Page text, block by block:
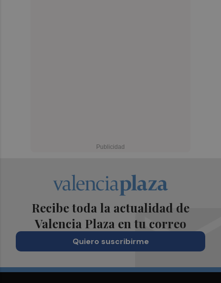
Recibe toda la actualidad de
Valencia Plaza en tu correo
Quiero suscribirme